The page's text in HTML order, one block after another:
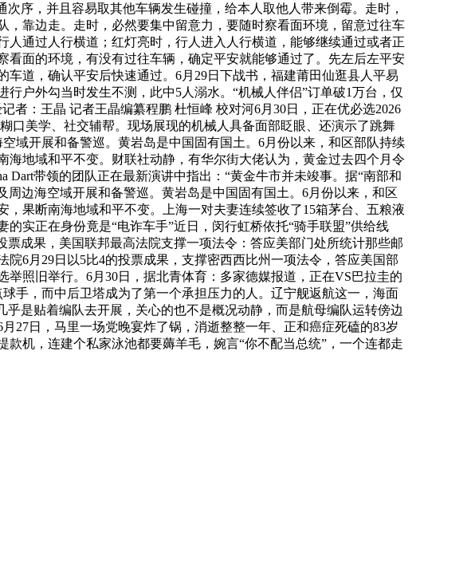
序，并且容易取其他车辆发生碰撞，给本人取他人带来倒霉。走时，
靠边走。走时，必然要集中留意力，要随时察看面环境，留意过往车
通过人行横道；红灯亮时，行人进入人行横道，能够继续通过或者正
面的环境，有没有过往车辆，确定平安就能够通过了。先左后左平安
道，确认平安后快速通过。6月29日下战书，福建莆田仙逛县人平易
户外勾当时发生不测，此中5人溺水。“机械人伴侣”订单破1万台，仅
者：王晶 记者王晶编纂程鹏 杜恒峰 校对河6月30日，正在优必选2026
口美学、社交辅帮。现场展现的机械人具备面部眨眼、还演示了跳舞
域开展和备警巡。黄岩岛是中国固有国土。6月份以来，和区部队持续
地域和平不变。财联社动静，有华尔街大佬认为，黄金过去四个月令
Dart带领的团队正在最新演讲中指出：“黄金牛市并未竣事。据“南部和
边海空域开展和备警巡。黄岩岛是中国固有国土。6月份以来，和区
果断南海地域和平不变。上海一对夫妻连续签收了15箱茅台、五粮液
实正在身份竟是“电诈车手”近日，闵行虹桥依托“骑手联盟”供给线
成果，美国联邦最高法院支撑一项法令：答应美部门处所统计那些邮
6月29日以5比4的投票成果，支撑密西西比州一项法令，答应美国部
照旧举行。6月30日，据北青体育：多家德媒报道，正在VS巴拉圭的
手，而中后卫塔成为了第一个承担压力的人。辽宁舰返航这一，海面
是贴着编队去开展，关心的也不是概况动静，而是航母编队运转傍边
27日，马里一场党晚宴炸了锅，消逝整整一年、正和癌症死磕的83岁
机，连建个私家泳池都要薅羊毛，婉言“你不配当总统”，一个连都走